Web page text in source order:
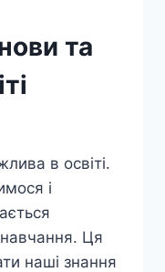
та
в освіті.
і
Ця
наші знання